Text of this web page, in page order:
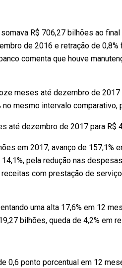
R$ 706,27 bilhões ao
de 2016 e retração de
comenta que houve
meses até dezembro de 2017
mesmo intervalo comparativo,
até dezembro de 2017 para R$
em 2017, avanço de 157,1%
pela redução nas
com prestação de
uma alta 17,6% em 12
bilhões, queda de 4,2% em
0,6 ponto porcentual em 12